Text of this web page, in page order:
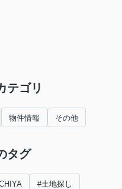
テゴリ
物件情報 その他
タグ
#土地探し